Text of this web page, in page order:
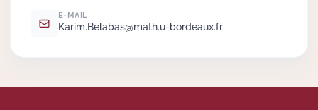
E-MAIL
Karim.Belabas@math.u-bordeaux.fr